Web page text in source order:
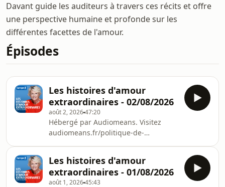
Davant guide les auditeurs à travers ces récits et offre
une perspective humaine et profonde sur les
différentes facettes de l'amour.
Épisodes
Les histoires d'amour
extraordinaires - 02/08/2026
août 2, 202647:20
Hébergé par Audiomeans. Visitez
audiomeans.fr/politique-de-
Les histoires d'amour
extraordinaires - 01/08/2026
août 1, 202645:43